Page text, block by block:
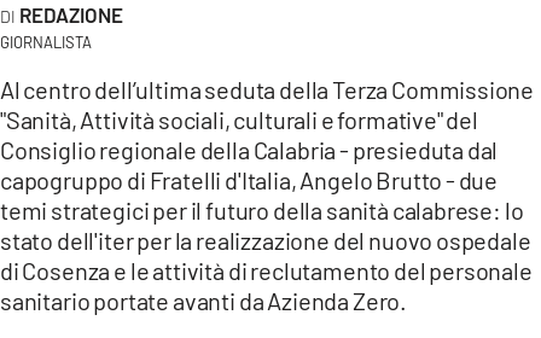
LACITYMAG.IT
ILREGGINO.IT
COSENZACHANNEL.IT
ILVIBONESE.IT
CATANZAROCHANNEL.IT
LACAPITALENEWS.IT
REDAZIONE
GIORNALISTA
Al centro dell’ultima seduta della Terza Commissione
"Sanità, Attività sociali, culturali e formative" del
Consiglio regionale della Calabria - presieduta dal
capogruppo di Fratelli d'Italia, Angelo Brutto - due
temi strategici per il futuro della sanità calabrese: lo
stato dell'iter per la realizzazione del nuovo ospedale
di Cosenza e le attività di reclutamento del personale
sanitario portate avanti da Azienda Zero.